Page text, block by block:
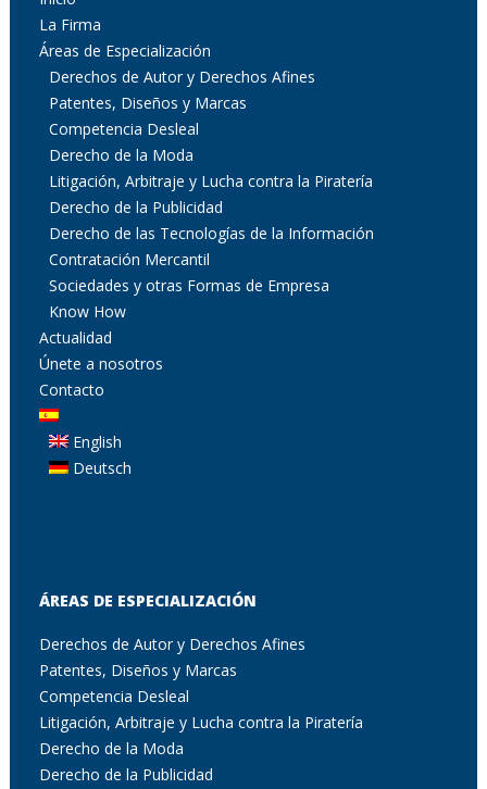
La Firma
Áreas de Especialización
Derechos de Autor y Derechos Afines
Patentes, Diseños y Marcas
Competencia Desleal
Derecho de la Moda
Litigación, Arbitraje y Lucha contra la Piratería
Derecho de la Publicidad
Derecho de las Tecnologías de la Información
Contratación Mercantil
Sociedades y otras Formas de Empresa
Know How
Actualidad
Únete a nosotros
Contacto
English
Deutsch
ÁREAS DE ESPECIALIZACIÓN
Derechos de Autor y Derechos Afines
Patentes, Diseños y Marcas
Competencia Desleal
Litigación, Arbitraje y Lucha contra la Piratería
Derecho de la Moda
Derecho de la Publicidad